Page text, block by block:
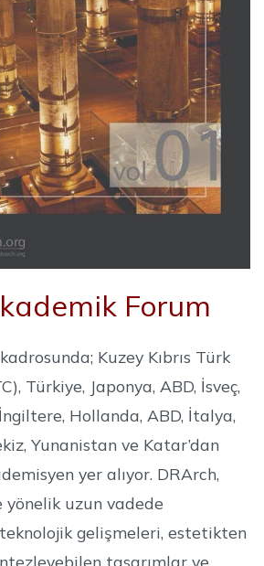
Forum
Kuzey Kıbrıs Türk
Türkiye, Japonya, ABD, İsveç,
Hollanda, ABD, İtalya,
Yunanistan ve Katar’dan
yer alıyor. DRArch,
yönelik uzun vadede
gelişmeleri, estetikten
tasarımlar ve